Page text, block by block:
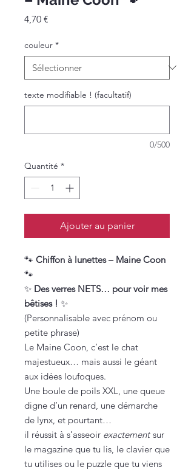
4,70 €
couleur *
texte modifiable ! (facultatif)
0/500
Quantité *
Ajouter au panier
🐾 Chiffon à lunettes – Maine Coon
🐾
✨ Des verres NETS… pour voir mes
bêtises ! ✨
(Personnalisable avec prénom ou
petite phrase)
Le Maine Coon, c’est le chat
majestueux… mais aussi le géant
aux idées loufoques.
Une boule de poils XXL, une queue
digne d’un renard, une démarche
de lynx, et pourtant…
il réussit à s’asseoir exactementsur
le magazine que tu lis, le clavier que
tu utilises ou le puzzle que tu viens